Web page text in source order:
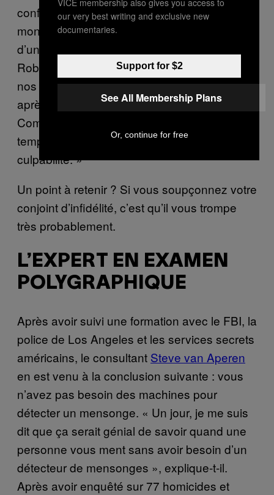
confrontation, un partenaire infidèle se
montrera très agressif – symptôme révélateur
d’une dissimulation, m’a précisé Julia
Robson. Nous demandons tout le temps à
nos clients d’observer ce qu’il se passe
après. Leur comportement a-t-il changé ?
Commence-t-il à passer beaucoup plus de
temps à la maison ? Ce sont des signes de
culpabilité. »
Un point à retenir ? Si vous soupçonnez votre
conjoint d’infidélité, c’est qu’il vous trompe
très probablement.
L’EXPERT EN EXAMEN
POLYGRAPHIQUE
Après avoir suivi une formation avec le FBI, la
police de Los Angeles et les services secrets
américains, le consultant Steve van Aperen
en est venu à la conclusion suivante : vous
n’avez pas besoin des machines pour
détecter un mensonge. « Un jour, je me suis
dit que ça serait génial de savoir quand une
personne vous ment sans avoir besoin d’un
détecteur de mensonges », explique-t-il.
Après avoir enquêté sur 77 homicides et
our very best writing and exclusive new
documentaries.
Support for $2
See All Membership Plans
Or, continue for free